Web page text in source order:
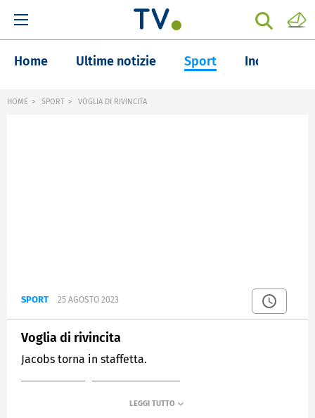
Home Ultime notizie Sport Inchieste
HOME SPORT VOGLIA DI RIVINCITA
SPORT 25 AGOSTO 2023
Voglia di rivincita
Jacobs torna in staffetta.